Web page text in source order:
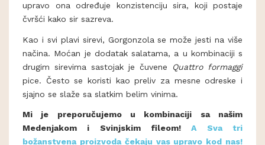
upravo ona određuje konzistenciju sira, koji postaje
čvršći kako sir sazreva.
Kao i svi plavi sirevi, Gorgonzola se može jesti na više
načina. Moćan je dodatak salatama, a u kombinaciji s
drugim sirevima sastojak je čuvene
Quattro formaggi
pice. Često se koristi kao preliv za mesne odreske i
sjajno se slaže sa slatkim belim vinima.
Mi je preporučujemo u kombinaciji sa našim
Medenjakom i Svinjskim fileom!A Sva tri
božanstvena proizvoda čekaju vas upravo kod nas!